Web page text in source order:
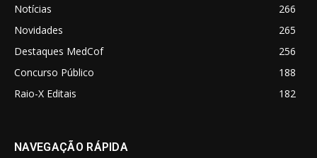
Notícias
266
Novidades
265
Destaques MedCof
256
Concurso Público
188
Raio-X Editais
182
NAVEGAÇÃO RÁPIDA